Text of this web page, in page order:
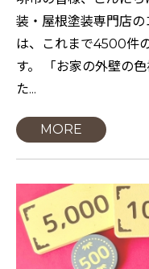
装・屋根塗装専門店
は、これまで4500件
す。 「お家の外壁の
た...
MORE